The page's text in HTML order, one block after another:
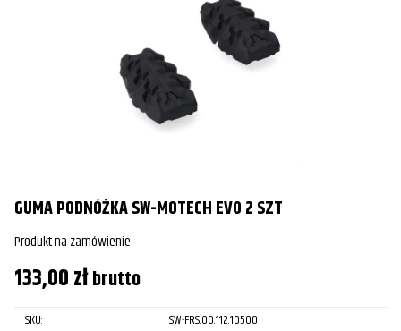
GUMA PODNÓŻKA SW-MOTECH EVO 2 SZT
Produkt na zamówienie
133,00złbrutto
SKU:
SW-FRS.00.112.10500